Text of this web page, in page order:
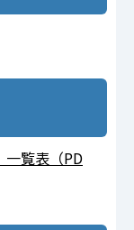
一覧表（PD